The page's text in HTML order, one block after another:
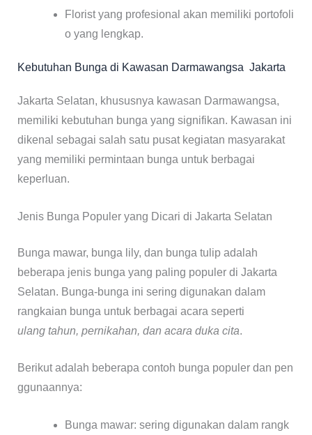
Florist yang profesional akan memiliki portofoli
o yang lengkap.
Kebutuhan Bunga di Kawasan Darmawangsa Jakarta
Jakarta Selatan, khususnya kawasan Darmawangsa,
memiliki kebutuhan bunga yang signifikan. Kawasan ini
dikenal sebagai salah satu pusat kegiatan masyarakat
yang memiliki permintaan bunga untuk berbagai
keperluan.
Jenis Bunga Populer yang Dicari di Jakarta Selatan
Bunga mawar, bunga lily, dan bunga tulip adalah
beberapa jenis bunga yang paling populer di Jakarta
Selatan. Bunga-bunga ini sering digunakan dalam
rangkaian bunga untuk berbagai acara seperti
ulang tahun, pernikahan, dan acara duka cita.
Berikut adalah beberapa contoh bunga populer dan pen
ggunaannya:
Bunga mawar: sering digunakan dalam rangk